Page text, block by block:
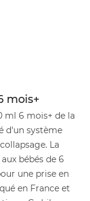
mois+
ml 6 mois+ de la
d'un système
La
bébés de 6
une prise en
en France et